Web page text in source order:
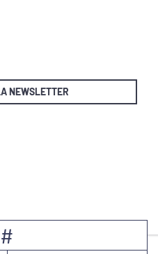
NEWSLETTER
#